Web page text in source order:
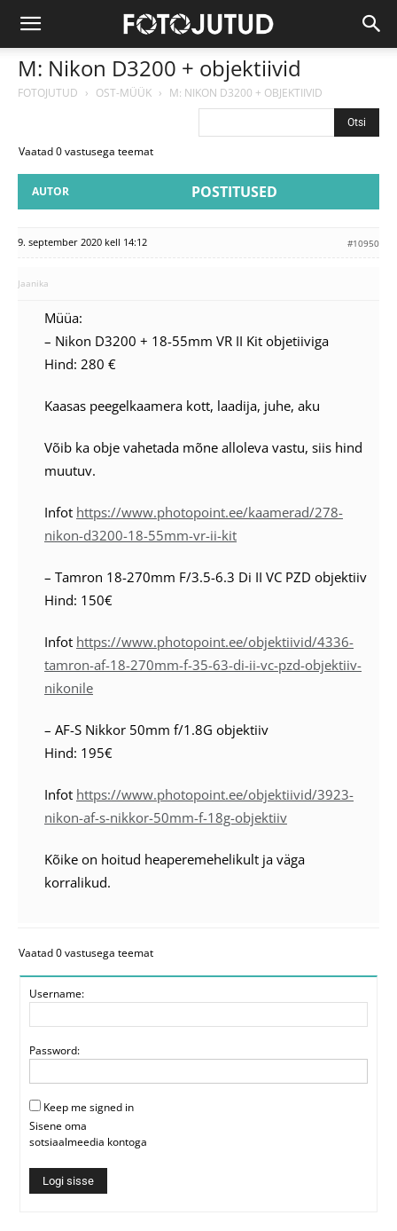
M: Nikon D3200 + objektiivid
FOTOJUTUD › OST-MÜÜK › M: NIKON D3200 + OBJEKTIIVID
Vaatad 0 vastusega teemat
AUTOR POSTITUSED
9. september 2020 kell 14:12 #10950
Jaanika
Müüa:
– Nikon D3200 + 18-55mm VR II Kit objetiiviga
Hind: 280 €
Kaasas peegelkaamera kott, laadija, juhe, aku
Võib ka obje vahetada mõne alloleva vastu, siis hind
muutuv.
Infot https://www.photopoint.ee/kaamerad/278-
nikon-d3200-18-55mm-vr-ii-kit
– Tamron 18-270mm F/3.5-6.3 Di II VC PZD objektiiv
Hind: 150€
Infot https://www.photopoint.ee/objektiivid/4336-
tamron-af-18-270mm-f-35-63-di-ii-vc-pzd-objektiiv-
nikonile
– AF-S Nikkor 50mm f/1.8G objektiiv
Hind: 195€
Infot https://www.photopoint.ee/objektiivid/3923-
nikon-af-s-nikkor-50mm-f-18g-objektiiv
Kõike on hoitud heaperemehelikult ja väga
korralikud.
Vaatad 0 vastusega teemat
Username:
Password:
Keep me signed in
Sisene oma
sotsiaalmeedia kontoga
Logi sisse